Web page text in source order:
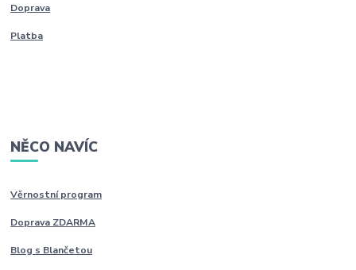
Doprava
Platba
NĚCO NAVÍC
Věrnostní program
Doprava ZDARMA
Blog s Blančetou